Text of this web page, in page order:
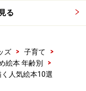
る
ズ > 子育て
>
絵本 年齢別
>
人気絵本10選